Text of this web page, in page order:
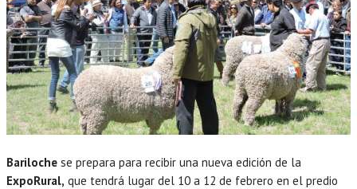
Bariloche se prepara para recibir una nueva edición de la
ExpoRural, que tendrá lugar del 10 a 12 de febrero en el predio